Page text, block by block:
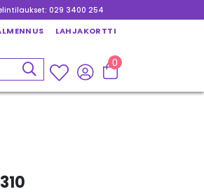
029 3400 254
LAHJAKORTTI
0